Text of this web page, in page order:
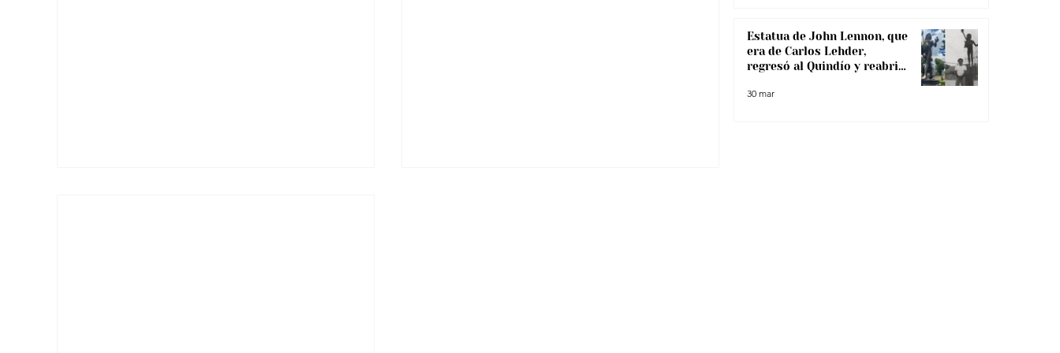
Estatua de John Lennon, que
era de Carlos Lehder,
regresó al Quindío y reabrió
narcotráfico
30 mar